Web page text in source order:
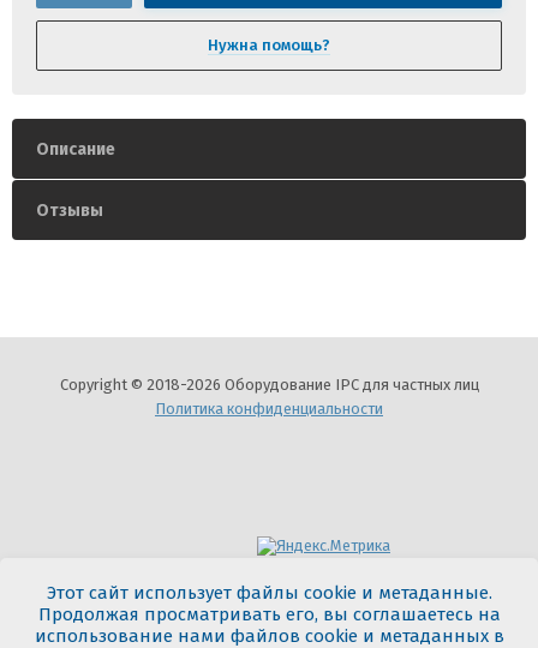
Нужна помощь?
Описание
Отзывы
Copyright © 2018-2026 Оборудование IPC для частных лиц
Политика конфиденциальности
Мегагрупп.ру
Этот сайт использует файлы cookie и метаданные.
Продолжая просматривать его, вы соглашаетесь на
использование нами файлов cookie и метаданных в